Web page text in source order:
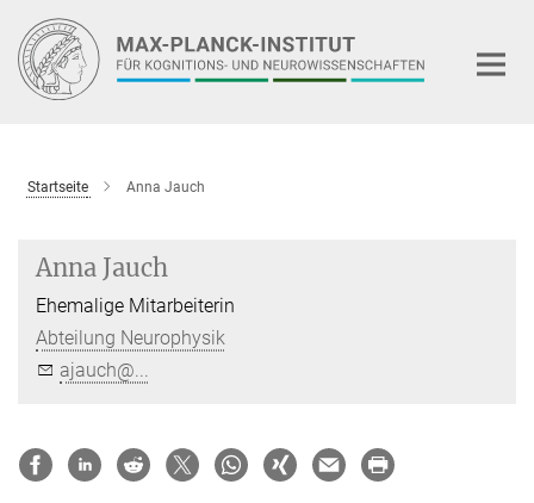
Hauptinhalt
Startseite Anna Jauch
Anna Jauch
Ehemalige Mitarbeiterin
Abteilung Neurophysik
ajauch@...